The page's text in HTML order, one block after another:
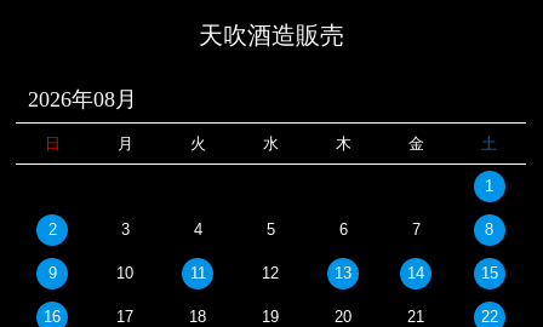
天吹酒造販売
2026年08月
日 月 火 水 木 金 土
1
2 3 4 5 6 7 8
9 10 11 12 13 14 15
16 17 18 19 20 21 22